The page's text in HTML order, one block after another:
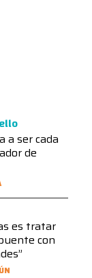
a ser cada
de
es tratar
con